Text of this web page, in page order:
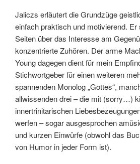
Jaliczs erläutert die Grundzüge
einfach praktisch und motivierend. Er
Seiten über das Interesse am
konzentrierte Zuhören. Der arme
Young dagegen dient für mein
Stichwortgeber für einen weiteren
spannenden Monolog „Gottes“,
allwissenden drei – die mit (sorry…)
innertrinitarischen
werfen – sogar ausgesprochen
und kurzen Einwürfe (obwohl das
von Humor in jeder Form ist).